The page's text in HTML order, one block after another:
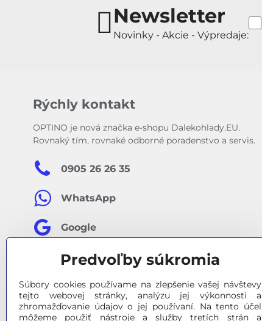
Newsletter
Novinky - Akcie - Výpredaje:
Rýchly kontakt
OPTINO je nová značka e-shopu Dalekohlady.EU.
Rovnaký tím, rovnaké odborné poradenstvo a servis.
0905 26 26 35
WhatsApp
Google
Facebook
Predvoľby súkromia
Súbory cookies používame na zlepšenie vašej návštevy
tejto webovej stránky, analýzu jej výkonnosti a
zhromažďovanie údajov o jej používaní. Na tento účel
môžeme použiť nástroje a služby tretích strán a